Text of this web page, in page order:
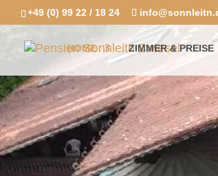
+49 (0) 99 22 / 18 24
HOME ZIMMER & PREISE